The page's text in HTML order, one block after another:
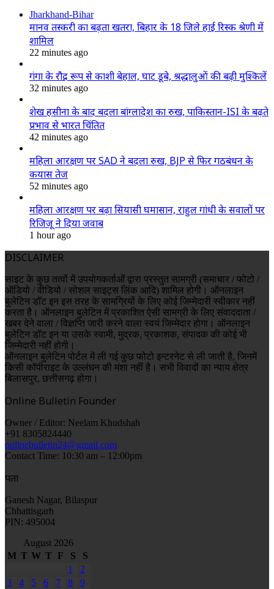
Jharkhand-Bihar
मानव तस्करी का बढ़ता खतरा, बिहार के 18 जिले हाई रिस्क श्रेणी में
शामिल
22 minutes ago
गंगा के रौद्र रूप से काशी बेहाल, घाट डूबे, श्रद्धालुओं की बढ़ी मुश्किलें
32 minutes ago
शेख हसीना के बाद बदला बांग्लादेश का रुख, पाकिस्तान-ISI के बढ़ते
प्रभाव से भारत चिंतित
42 minutes ago
महिला आरक्षण पर SAD ने बदला रुख, BJP से फिर गठबंधन के
कयास तेज
52 minutes ago
महिला आरक्षण पर बढ़ा सियासी घमासान, राहुल गांधी के सवालों पर
रिजिजू ने दिया जवाब
1 hour ago
DISCLAIMER
साइट के कुछ तत्वों में उपयोगकर्ताओं द्वारा प्रस्तुत सामग्री (समाचार / फोटो /
ऑडियो / वीडियो / सोशल साइट्स लिंक आदि) शामिल होगी। ऑनलाइन
बुलेटिन डॉट इन इस तरह के सामग्रियों के लिए कोई जिम्मेदारी स्वीकार नहीं
करता है। ऑनलाइन बुलेटिन में प्रकाशित ऐसी सामग्री के लिए संवाददाता /
खबर देने वाला / विज्ञप्ति जारी करने वाला स्वयं जिम्मेदार होगा। ऑनलाइन
बुलेटिन डॉट इन या उसके स्वामी, मुद्रक, प्रकाशक, संपादक की कोई भी
जिम्मेदारी नहीं होगी।
ऑनलाइन बुलेटिन पोर्टल में ली गई कुछ फोटो इन्टरनेट से ली जाती है, जिनमें
किसी कॉपीराइट के उल्लंघन की मंशा नहीं है। सभी विवादों का न्याय क्षेत्र
बिलासपुर, छत्तीसगढ़ होगा।
Online Bulletin Founder
Owner / Editor: Neelam Khudshah
+91 8305824440
onlinebulletin24@gmail.com
Contact Time: 10:30 am – 12:00pm
पता
Ganesh Nagar, Bilaspur
Chhattisgarh
PIN: 495004
August 2026
M T W T F S
S
1
2
3
4 5 6 7 8
9